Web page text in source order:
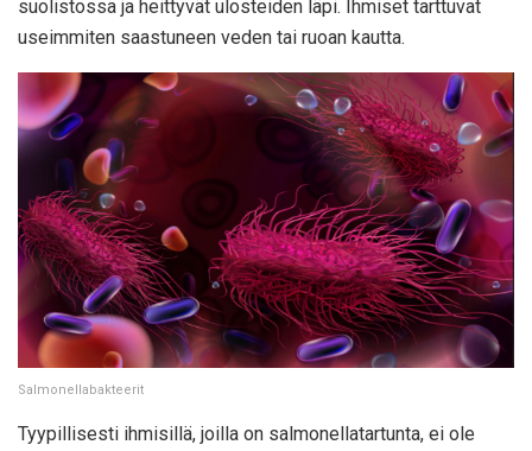
suolistossa ja heittyvät ulosteiden läpi. Ihmiset tarttuvat
useimmiten saastuneen veden tai ruoan kautta.
Salmonellabakteerit
Tyypillisesti ihmisillä, joilla on salmonellatartunta, ei ole